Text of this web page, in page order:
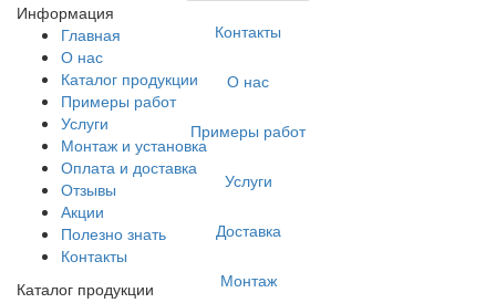
Контакты
О нас
Примеры работ
Услуги
Доставка
Монтаж
Информация
Главная
О нас
Каталог продукции
Примеры работ
Услуги
Монтаж и установка
Оплата и доставка
Отзывы
Акции
Полезно знать
Контакты
Каталог продукции